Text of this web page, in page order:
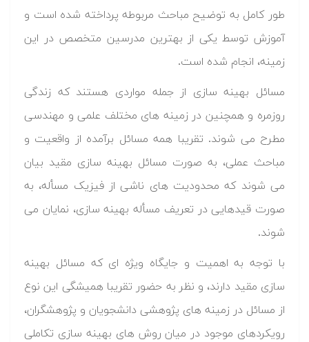
طور کامل به توضیح مباحث مربوطه پرداخته شده است و
آموزش توسط یکی از بهترین مدرسین متخصص در این
زمینه، انجام شده است.
مسائل بهینه سازی از جمله مواردی هستند که زندگی
روزمره و همچنین در زمینه های مختلف علمی و مهندسی
مطرح می شوند. تقریبا همه مسائل برآمده از واقعیت و
مباحث عملی، به صورت مسائل بهینه سازی مقید بیان
می شوند که محدودیت های ناشی از فیزیک مسأله، به
صورت قیدهایی در تعریف مسأله بهینه سازی، نمایان می
شوند.
با توجه به اهمیت و جایگاه ویژه ای که مسائل بهینه
سازی مقید دارند، و نظر به حضور تقریبا همیشگی این نوع
از مسائل در زمینه های پژوهشی دانشجویان و پژوهشگران،
رویکردهای موجود در میان روش های بهینه سازی تکاملی